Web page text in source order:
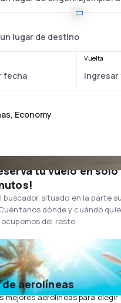
Vuelta
tu vuelo en
buscador situado en la parte
dónde y cuándo
del resto.
de aerolíneas
mejores aerolíneas para elegir